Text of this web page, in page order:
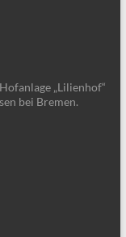
„Lilienhof“
bei Bremen.